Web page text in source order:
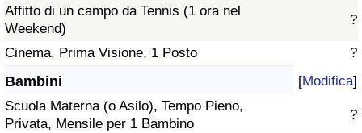
Affitto di un campo da Tennis (1 ora nel
Weekend)
?
Cinema, Prima Visione, 1 Posto ?
Bambini [Modifica]
Scuola Materna (o Asilo), Tempo Pieno,
Privata, Mensile per 1 Bambino
?